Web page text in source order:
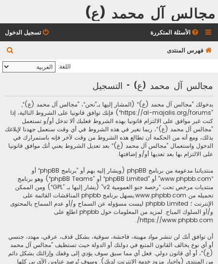
مجالس آل محمد (ع)
الأسئلة المتكررة تسجيل الدخول
فهرس المنتدى
ح
ث
اللغة:
مجالس آل محمد (ع) - التسجيل
بدخولك ”مجالس آل محمد (ع)“ (المشار إليها بـ”نحن“، ”مجالس آل محمد (ع)“,
”https://al-majalis.org/forums“) فإنك توافق قانونيا على الشروط التالية، إذا
كنت غير موافق على الالتزام قانونيا بهذه الشروط فعليك ألا تدخل أو/و تستعمل
”مجالس آل محمد (ع)“، ربما نغير في هذه الشروط في أي وقت سنعمل جهدنا لإبلاغك
بذلك، ومع أنه من الحكمة أن تطالع هذه الشروط من وقت لآخر فإنه باستمرارك في
الدخول واستعمال ”مجالس آل محمد (ع)“ بعد تعديل الشروط يعني أنك موافق قانونيا
على الالتزام بها بعد تعديها أو/و إضافتها.
منتدياتنا مدعومة من برنامج phpBB (ويشار إليه بهم أو ”برنامج phpBB“ أو
“www.phpbb.com” أو ”phpBB Limited“ أو ”phpBB Teams“) وهو برنامج
منتديات مرخص تحت “رخصة جنو العمومية v2
” (يشار إليها بـ ”GPL“) ومن الممكن
تحميله من www.phpbb.com
.يسهل برنامج phpbb المناقشات القائمة على
الإنترنت ؛ phpbb Limited ليست مسؤوله عن السماح و/أو عدم السماح بالمحتوى
و/أو السلوك المباح. لمزيد من المعلومات حول phpbb اطلع على
https://www.phpbb.com/
.
أن توافق أنك لن تنشر مواد مهينة، فاحشة، سوقية، بشكل قذف، عرقي، مهدد، جنسي
أو أي نوع يخالف القانون المتبع في دولتك أو الدولة حيث تستظيف ”مجالس آل محمد
(ع)“، أو أي قانون دولي. فعل أي مما سبق سوف يؤدي إلى وقفك وإزالتك بشكل دائم
من المنتدى (وإخبار مزود خدمة الانترنت لديك). وسوف تُرصد عناوين الآي بي كلها